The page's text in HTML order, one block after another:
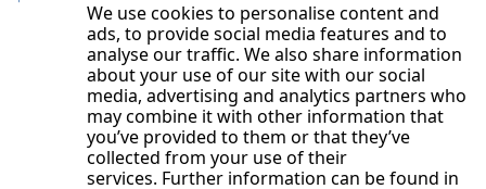
We use cookies to personalise content and
ads, to provide social media features and to
analyse our traffic. We also share information
about your use of our site with our social
media, advertising and analytics partners who
may combine it with other information that
you’ve provided to them or that they’ve
collected from your use of their
services. Further information can be found in